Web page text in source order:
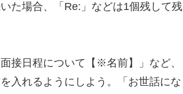
た場合、「Re:」などは1個残して残
接日程について【※名前】」など、
入れるようにしよう。「お世話にな